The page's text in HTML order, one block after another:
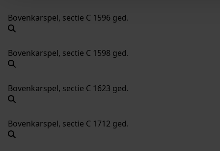
Bovenkarspel, sectie C 1596 ged.
Bovenkarspel, sectie C 1598 ged.
Bovenkarspel, sectie C 1623 ged.
Bovenkarspel, sectie C 1712 ged.